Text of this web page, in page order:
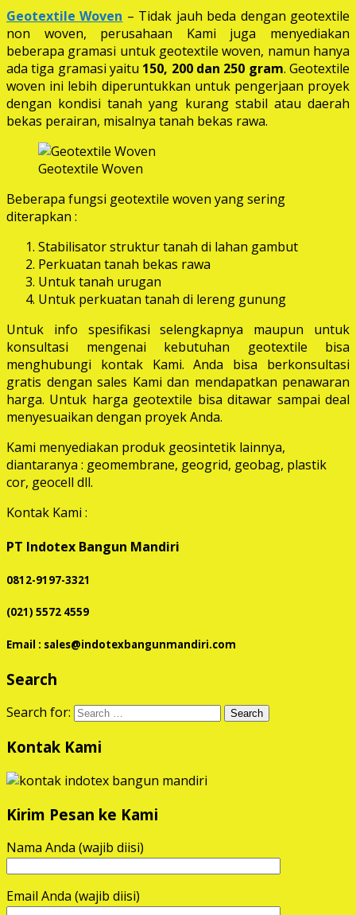
Geotextile Woven – Tidak jauh beda dengan geotextile
non woven, perusahaan Kami juga menyediakan
beberapa gramasi untuk geotextile woven, namun hanya
ada tiga gramasi yaitu 150, 200 dan 250 gram. Geotextile
woven ini lebih diperuntukkan untuk pengerjaan proyek
dengan kondisi tanah yang kurang stabil atau daerah
bekas perairan, misalnya tanah bekas rawa.
Geotextile Woven
Beberapa fungsi geotextile woven yang sering
diterapkan :
Stabilisator struktur tanah di lahan gambut
Perkuatan tanah bekas rawa
Untuk tanah urugan
Untuk perkuatan tanah di lereng gunung
Untuk info spesifikasi selengkapnya maupun untuk
konsultasi mengenai kebutuhan geotextile bisa
menghubungi kontak Kami. Anda bisa berkonsultasi
gratis dengan sales Kami dan mendapatkan penawaran
harga. Untuk harga geotextile bisa ditawar sampai deal
menyesuaikan dengan proyek Anda.
Kami menyediakan produk geosintetik lainnya,
diantaranya : geomembrane, geogrid, geobag, plastik
cor, geocell dll.
Kontak Kami :
PT Indotex Bangun Mandiri
0812-9197-3321
(021) 5572 4559
Email : sales@indotexbangunmandiri.com
Search
Search for:
Kontak Kami
Kirim Pesan ke Kami
Nama Anda (wajib diisi)
Email Anda (wajib diisi)